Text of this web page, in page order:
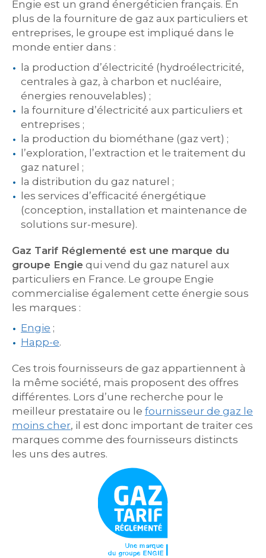
Engie est un grand énergéticien français. En
plus de la fourniture de gaz aux particuliers et
entreprises, le groupe est impliqué dans le
monde entier dans :
la production d’électricité (hydroélectricité,
centrales à gaz, à charbon et nucléaire,
énergies renouvelables) ;
la fourniture d’électricité aux particuliers et
entreprises ;
la production du biométhane (gaz vert) ;
l’exploration, l’extraction et le traitement du
gaz naturel ;
la distribution du gaz naturel ;
les services d’efficacité énergétique
(conception, installation et maintenance de
solutions sur-mesure).
Gaz Tarif Réglementé est une marque du
groupe Engie qui vend du gaz naturel aux
particuliers en France. Le groupe Engie
commercialise également cette énergie sous
les marques :
Engie ;
Happ-e.
Ces trois fournisseurs de gaz appartiennent à
la même société, mais proposent des offres
différentes. Lors d’une recherche pour le
meilleur prestataire ou le fournisseur de gaz le
moins cher, il est donc important de traiter ces
marques comme des fournisseurs distincts
les uns des autres.